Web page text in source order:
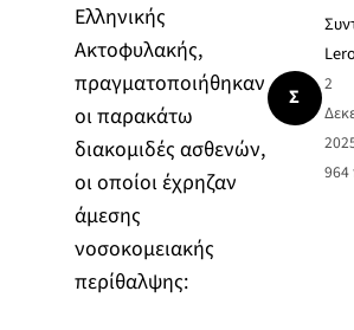
Ελληνικής
Ακτοφυλακής,
πραγματοποιήθηκαν
οι παρακάτω
διακομιδές ασθενών,
οι οποίοι έχρηζαν
άμεσης
νοσοκομειακής
περίθαλψης:
Σ
2
964